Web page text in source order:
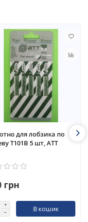
для лобзика по
T101B 5 шт, АТТ
грн
В кошик